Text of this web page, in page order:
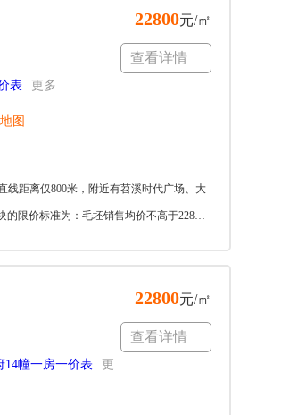
表 更多
图
22800元/㎡
查看详情
线距离仅800米，附近有苕溪时代广场、大
限价标准为：毛坯销售均价不高于22800
14幢一房一价表
更
22800元/㎡
查看详情